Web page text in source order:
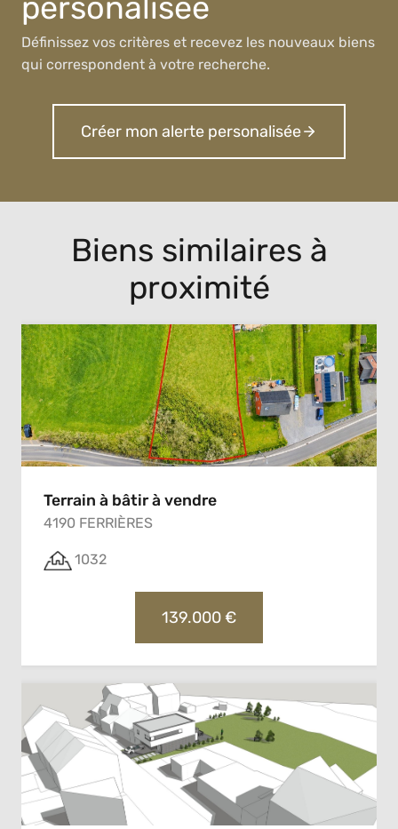
personalisée
Définissez vos critères et recevez les nouveaux biens
qui correspondent à votre recherche.
Créer mon alerte personalisée
Biens similaires à
proximité
Terrain à bâtir à vendre
4190 FERRIÈRES
1032
139.000 €